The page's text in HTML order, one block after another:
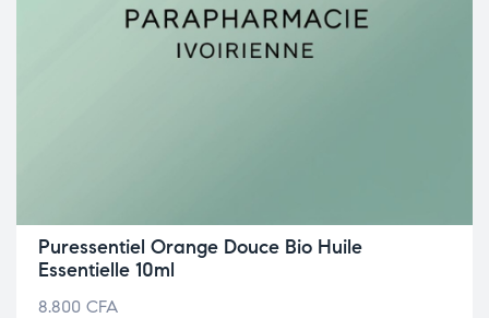
Puressentiel Orange Douce Bio Huile
Essentielle 10ml
8.800 CFA